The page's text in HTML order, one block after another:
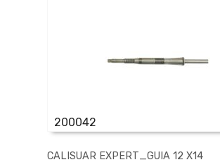
200042
CALISUAR EXPERT_GUIA 12 X14